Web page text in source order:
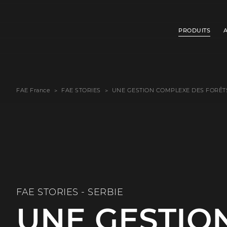
PRODUITS
FAE France FAE STORIES UNE GESTION COMPLEXE DES
FAE STORIES - SERBIE